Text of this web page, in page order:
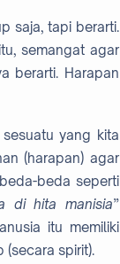
saja, tapi berarti.
semangat agar
berarti. Harapan
yang kita
(harapan) agar
beda seperti
di hita manisia”
itu memiliki
(secara spirit).